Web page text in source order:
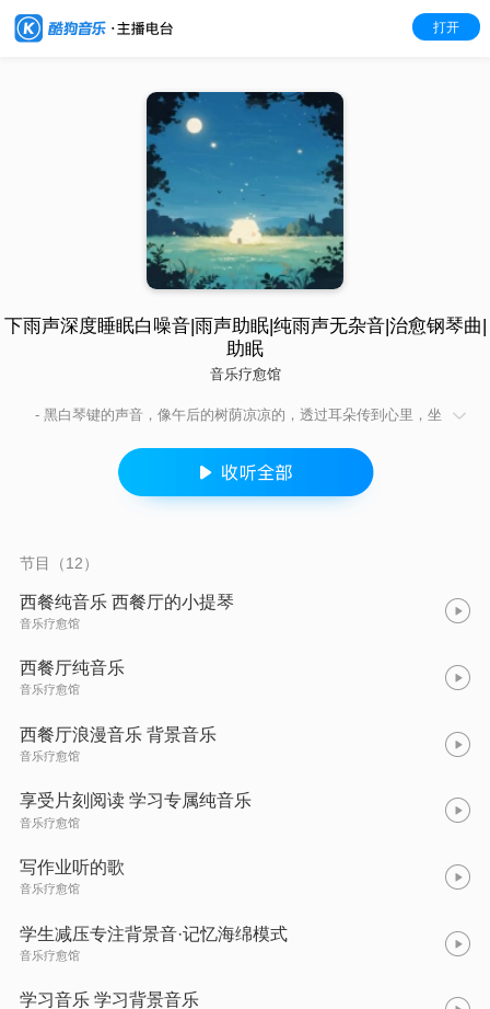
打开
下雨声深度睡眠白噪音|雨声助眠|纯雨声无杂音|治愈钢琴曲|
助眠
音乐疗愈馆
- 黑白琴键的声音，像午后的树荫凉凉的，透过耳朵传到心里，坐
节目（12）
西餐纯音乐 西餐厅的小提琴
音乐疗愈馆
西餐厅纯音乐
音乐疗愈馆
西餐厅浪漫音乐 背景音乐
音乐疗愈馆
享受片刻阅读 学习专属纯音乐
音乐疗愈馆
写作业听的歌
音乐疗愈馆
学生减压专注背景音·记忆海绵模式
音乐疗愈馆
学习音乐 学习背景音乐